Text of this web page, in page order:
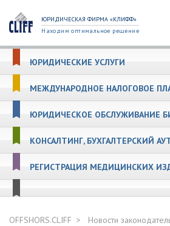
ЮРИДИЧЕСКАЯ ФИРМА «КЛИФФ»
Находим оптимальное решение
ЮРИДИЧЕСКИЕ УСЛУГИ
МЕЖДУНАРОДНОЕ НАЛОГОВОЕ
ЮРИДИЧЕСКОЕ ОБСЛУЖИВАНИЕ
КОНСАЛТИНГ, БУХГАЛТЕРСКИЙ
РЕГИСТРАЦИЯ МЕДИЦИНСКИХ
OFFSHORS.CLIFF Новости